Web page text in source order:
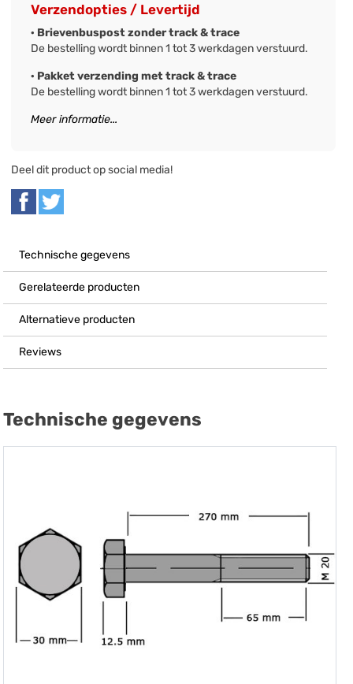
Verzendopties / Levertijd
· Brievenbuspost zonder track & trace
De bestelling wordt binnen 1 tot 3 werkdagen verstuurd.
· Pakket verzending met track & trace
De bestelling wordt binnen 1 tot 3 werkdagen verstuurd.
Meer informatie...
Deel dit product op social media!
Technische gegevens
Gerelateerde producten
Alternatieve producten
Reviews
Technische gegevens